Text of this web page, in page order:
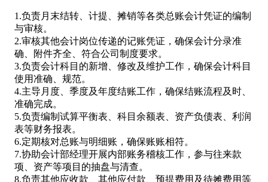
1.负责月末结转、计提、摊销等各类总账会计凭证的编制
与审核。
2.审核其他会计岗位传递的记账凭证，确保会计分录准
确、附件齐全、符合公司制度要求。
3.负责会计科目的新增、修改及维护工作，确保会计科目
使用准确、规范。
4.主导月度、季度及年度结账工作，确保结账流程及时、
准确完成。
5.负责编制试算平衡表、科目余额表、资产负债表、利润
表等财务报表。
6.定期核对总账与明细账，确保账账相符。
7.协助会计部经理开展内部账务稽核工作，参与往来款
项、资产等项目的抽盘与清查。
8.负责其他应收款、其他应付款、预提费用及待摊费用等